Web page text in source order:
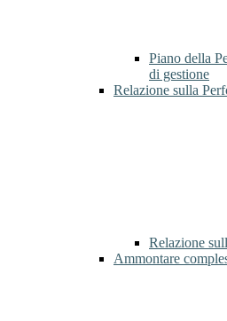
Piano della
di gestione
Relazione sulla
Relazione
Ammontare